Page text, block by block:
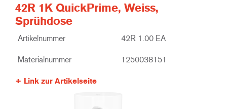
42R 1K QuickPrime, Weiss,
Sprühdose
Artikelnummer 42R 1.00 EA
Materialnummer 1250038151
Link zur Artikelseite